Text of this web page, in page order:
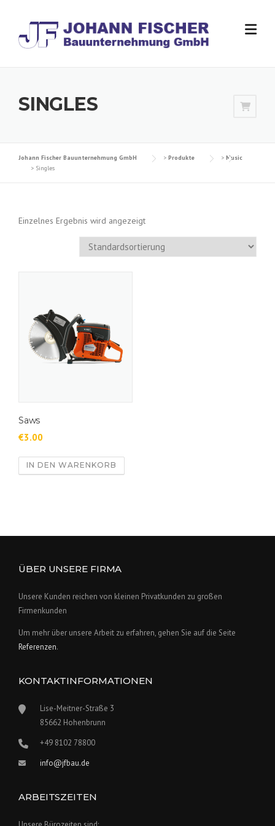
content
SINGLES
Johann Fischer Bauunternehmung GmbH > Produkte > Music
> Singles
Einzelnes Ergebnis wird angezeigt
Saws
€3.00
IN DEN WARENKORB
ÜBER UNSERE FIRMA
Unsere Kunden reichen von kleinen Privatkunden zu großen
Firmenkunden
Um mehr über unsere Arbeit zu erfahren, gehen Sie auf die Seite
Referenzen.
KONTAKTINFORMATIONEN
Lise-Meitner-Straße 3
85662 Hohenbrunn
+49 8102 78800
info@jfbau.de
ARBEITSZEITEN